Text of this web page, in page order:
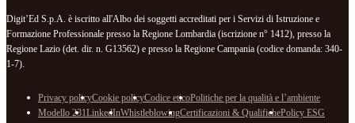
Digit’Ed S.p.A. è iscritto all'Albo dei soggetti accreditati per i Servizi di Istruzione e
Formazione Professionale presso la Regione Lombardia (iscrizione n° 1412), presso la
Regione Lazio (det. dir. n. G13562) e presso la Regione Campania (codice domanda: 340-
1-7).
Privacy policyCookie policyCodice eticoPolitiche per la qualità e l’ambiente
Modello 231LinkedInWhistleblowingCertificazioni & QualifichePolicy ESG